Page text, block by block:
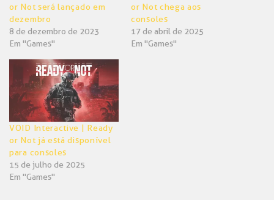
or Not será lançado em
dezembro
8 de dezembro de 2023
Em "Games"
or Not chega aos
consoles
17 de abril de 2025
Em "Games"
VOID Interactive | Ready
or Not já está disponível
para consoles
15 de julho de 2025
Em "Games"